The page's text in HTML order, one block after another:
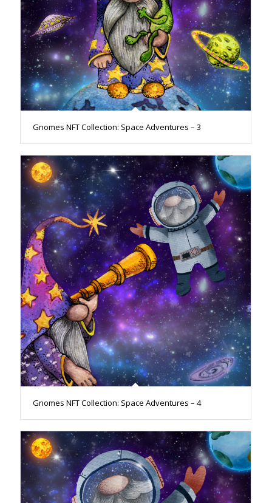
Gnomes NFT Collection: Space Adventures – 3
Gnomes NFT Collection: Space Adventures – 4